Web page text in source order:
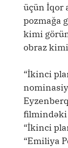
üçün İqor
pozmağa
kimi
obraz kimi
“İkinci
filmindəki
“İkinci
“Emiliya